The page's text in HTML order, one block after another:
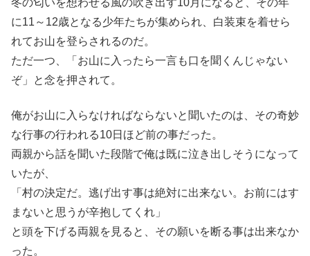
冬の匂いを想わせる風の吹き出す10月になると、その年
に11～12歳となる少年たちが集められ、白装束を着せら
れてお山を登らされるのだ。
ただ一つ、「お山に入ったら一言も口を聞くんじゃない
ぞ」と念を押されて。
俺がお山に入らなければならないと聞いたのは、その奇妙
な行事の行われる10日ほど前の事だった。
両親から話を聞いた段階で俺は既に泣き出しそうになって
いたが、
「村の決定だ。逃げ出す事は絶対に出来ない。お前にはす
まないと思うが辛抱してくれ」
と頭を下げる両親を見ると、その願いを断る事は出来なか
った。